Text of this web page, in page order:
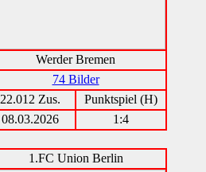
Werder Bremen
74 Bilder
22.012 Zus.
Punktspiel (H)
08.03.2026
1:4
1.FC Union Berlin